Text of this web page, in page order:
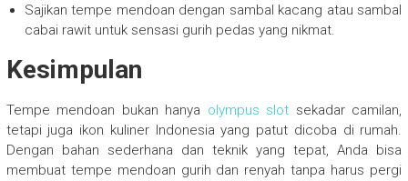
Sajikan tempe mendoan dengan sambal kacang atau sambal
cabai rawit untuk sensasi gurih pedas yang nikmat.
Kesimpulan
Tempe mendoan bukan hanya olympus slot sekadar camilan,
tetapi juga ikon kuliner Indonesia yang patut dicoba di rumah.
Dengan bahan sederhana dan teknik yang tepat, Anda bisa
membuat tempe mendoan gurih dan renyah tanpa harus pergi